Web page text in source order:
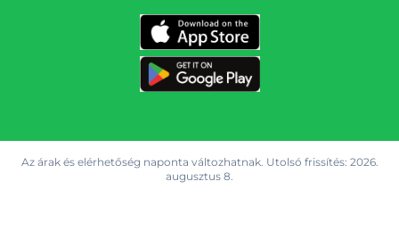
Az árak és elérhetőség naponta változhatnak. Utolsó frissítés: 2026.
augusztus 8.